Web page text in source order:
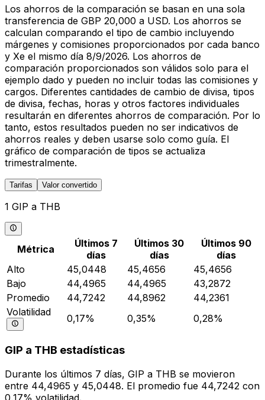
Los ahorros de la comparación se basan en una sola
transferencia de GBP 20,000 a USD. Los ahorros se
calculan comparando el tipo de cambio incluyendo
márgenes y comisiones proporcionados por cada banco
y Xe el mismo día 8/9/2026. Los ahorros de
comparación proporcionados son válidos solo para el
ejemplo dado y pueden no incluir todas las comisiones y
cargos. Diferentes cantidades de cambio de divisa, tipos
de divisa, fechas, horas y otros factores individuales
resultarán en diferentes ahorros de comparación. Por lo
tanto, estos resultados pueden no ser indicativos de
ahorros reales y deben usarse solo como guía. El
gráfico de comparación de tipos se actualiza
trimestralmente.
Tarifas Valor convertido
1 GIP a THB
Métrica
Últimos 7
días
Últimos 30
días
Últimos 90
días
Alto
45,0448 45,4656
45,4656
Bajo
44,4965 44,4965
43,2872
Promedio
44,7242 44,8962
44,2361
Volatilidad
0,17% 0,35% 0,28%
GIP a THB estadísticas
Durante los últimos 7 días, GIP a THB se movieron
entre 44,4965 y 45,0448. El promedio fue 44,7242 con